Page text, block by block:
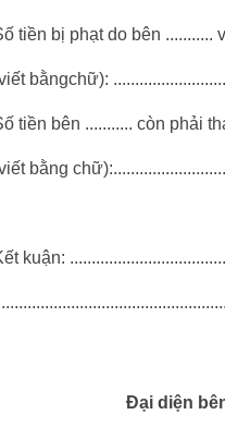
tiền bị phạt do bên ...........
bằngchữ):
tiền bên ........... còn phải
bằng
kuận:
Đại diện